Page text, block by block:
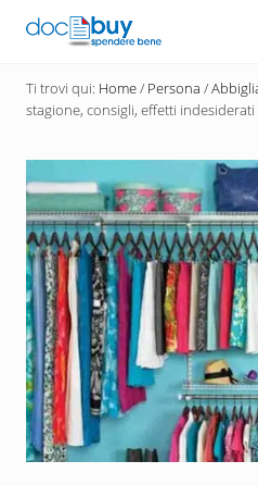
Menu
Passa
principale
un
acquirente
consapevole
DocBuy
Ti trovi qui: Home/ Persona /
stagione, consigli, effetti indesiderati